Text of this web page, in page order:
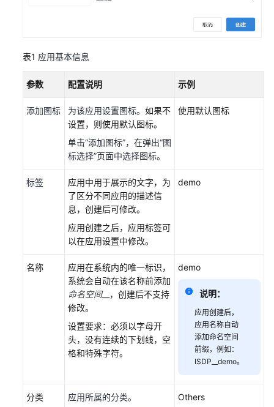
发
（基
BO）
开
放
力
定
发
表1 应用基本信息
参数 配置说明 示例
添加图标 为该应用设置图标。 如果不
设置，则使用默认图标。
单击“添加图标”，在弹出“图
标选择”页面中选择图标。
使用默认图标
标签
应用中用于展示的文字，为
了区分不同应用的描述信
息，创建后可修改。
应用创建之后，应用标签可
以在应用设置中修改。
demo
名称
应用在系统内的唯一标识，
系统会自动在该名称前添加
命名空间__， 创建后不支持
修改。
设置要求：必须以字母开
头，没有连续的下划线，空
格和特殊字符。
demo
说明：
应用创建后，
应用名称自动
添加命名空间
前缀，例如：
ISDP__demo。
分类
应用所属的分类。
Others